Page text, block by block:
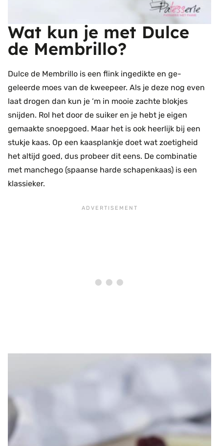
Wat kun je met Dulce
de Membrillo?
Dulce de Membrillo is een flink ingedikte en ge-
geleerde moes van de kweepeer. Als je deze nog even
laat drogen dan kun je ‘m in mooie zachte blokjes
snijden. Rol het door de suiker en je hebt je eigen
gemaakte snoepgoed. Maar het is ook heerlijk bij een
stukje kaas. Op een kaasplankje doet wat zoetigheid
het altijd goed, dus probeer dit eens. De combinatie
met manchego (spaanse harde schapenkaas) is een
klassieker.